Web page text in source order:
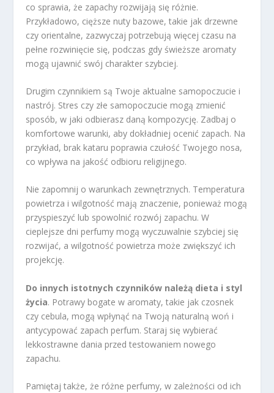
co sprawia, że zapachy rozwijają się różnie.
Przykładowo, cięższe nuty bazowe, takie jak drzewne
czy orientalne, zazwyczaj potrzebują więcej czasu na
pełne rozwinięcie się, podczas gdy świeższe aromaty
mogą ujawnić swój charakter szybciej.
Drugim czynnikiem są Twoje aktualne samopoczucie i
nastrój. Stres czy złe samopoczucie mogą zmienić
sposób, w jaki odbierasz daną kompozycję. Zadbaj o
komfortowe warunki, aby dokładniej ocenić zapach. Na
przykład, brak kataru poprawia czułość Twojego nosa,
co wpływa na jakość odbioru religijnego.
Nie zapomnij o warunkach zewnętrznych. Temperatura
powietrza i wilgotność mają znaczenie, ponieważ mogą
przyspieszyć lub spowolnić rozwój zapachu. W
cieplejsze dni perfumy mogą wyczuwalnie szybciej się
rozwijać, a wilgotność powietrza może zwiększyć ich
projekcję.
Do innych istotnych czynników należą dieta i styl
życia. Potrawy bogate w aromaty, takie jak czosnek
czy cebula, mogą wpłynąć na Twoją naturalną woń i
antycypować zapach perfum. Staraj się wybierać
lekkostrawne dania przed testowaniem nowego
zapachu.
Pamiętaj także, że różne perfumy, w zależności od ich